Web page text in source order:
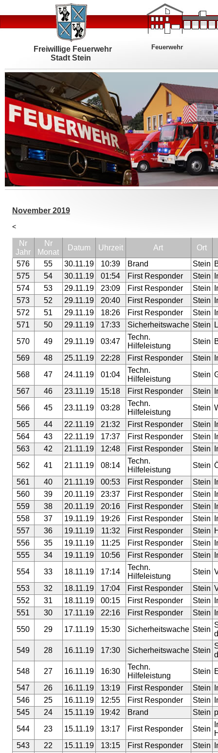
Freiwillige Feuerwehr
Stadt Stein
Feuerwehr
November 2019
<
Nr
Jahr
Nr
Monat
Datum Uhrzeit Art
Ort
576
55 30.11.19 10:39 Brand Stein
575
54 30.11.19 01:54 First Responder Stein
574
53 29.11.19 23:09 First Responder Stein
573
52 29.11.19 20:40 First Responder Stein
572
51 29.11.19 18:26 First Responder Stein
571
50 29.11.19 17:33 Sicherheitswache Stein
570
49 29.11.19 03:47
Techn.
Hilfeleistung
Stein
569
48 25.11.19 22:28 First Responder Stein
568
47 24.11.19 01:04
Techn.
Hilfeleistung
Stein
567
46 23.11.19 15:18 First Responder Stein
566
45 23.11.19 03:28
Techn.
Hilfeleistung
Stein
565
44 22.11.19 21:32 First Responder Stein
564
43 22.11.19 17:37 First Responder Stein
563
42 21.11.19 12:48 First Responder Stein
562
41 21.11.19 08:14
Techn.
Hilfeleistung
Stein
561
40 21.11.19 00:53 First Responder Stein
560
39 20.11.19 23:37 First Responder Stein
559
38 20.11.19 20:16 First Responder Stein
558
37 19.11.19 19:26 First Responder Stein
557
36 19.11.19 11:32 First Responder Stein
556
35 19.11.19 11:25 First Responder Stein
555
34 19.11.19 10:56 First Responder Stein
554
33 18.11.19 17:14
Techn.
Hilfeleistung
Stein
553
32 18.11.19 17:04 First Responder Stein
552
31 18.11.19 00:15 First Responder Stein
551
30 17.11.19 22:16 First Responder Stein
550
29 17.11.19 15:30 Sicherheitswache Stein
549
28 16.11.19 17:30 Sicherheitswache Stein
548
27 16.11.19 16:30
Techn.
Hilfeleistung
Stein
547
26 16.11.19 13:19 First Responder Stein
546
25 16.11.19 12:55 First Responder Stein
545
24 15.11.19 19:42 Brand Stein
544
23 15.11.19 13:17 First Responder Stein
543
22 15.11.19 13:15 First Responder Stein